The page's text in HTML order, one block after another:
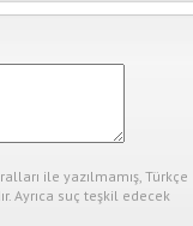
ile yazılmamış, Türkçe
Ayrıca suç teşkil edecek